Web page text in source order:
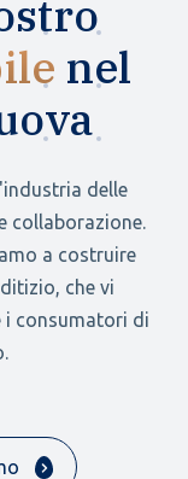
nel
delle
collaborazione.
a costruire
che vi
i consumatori di